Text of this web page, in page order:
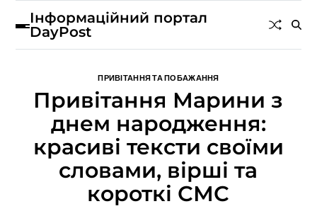
Інформаційний портал
DayPost
ПРИВІТАННЯ ТА ПОБАЖАННЯ
Привітання Марини з
днем народження:
красиві тексти своїми
словами, вірші та
короткі СМС